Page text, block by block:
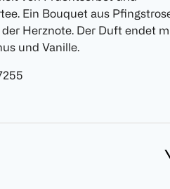
Ein Bouquet aus
Herznote. Der Duft endet
und Vanille.